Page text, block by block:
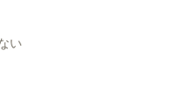
い